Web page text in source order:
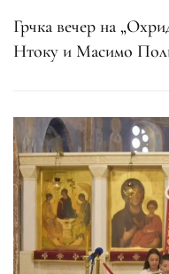
Грчка вечер на
Нтоку и Масимо